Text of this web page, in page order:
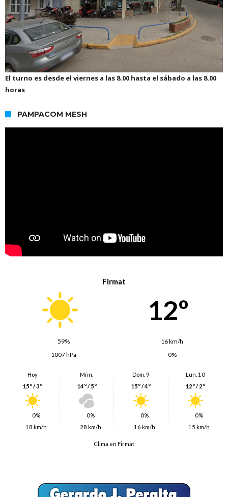
El turno es desde el viernes a las 8.00 hasta el sábado a las 8.00
horas
PAMPACOM MESH
Firmat
12º
59%
16 km/h
1007 hPa
0%
Hoy
15º / 3º
0%
18 km/h
Mñn.
14º / 5º
0%
28 km/h
Dom. 9
15º / 4º
0%
16 km/h
Lun. 10
12º / 2º
0%
15 km/h
Clima en Firmat